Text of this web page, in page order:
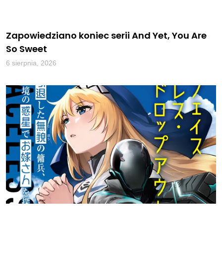
Zapowiedziano koniec serii And Yet, You Are
So Sweet
6 sierpnia, 2026